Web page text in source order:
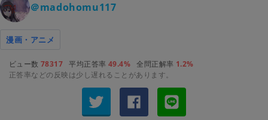
＠madohomu117
漫画・アニメ
ビュー数 78317 平均正答率 49.4% 全問正解率 1.2%
正答率などの反映は少し遅れることがあります。